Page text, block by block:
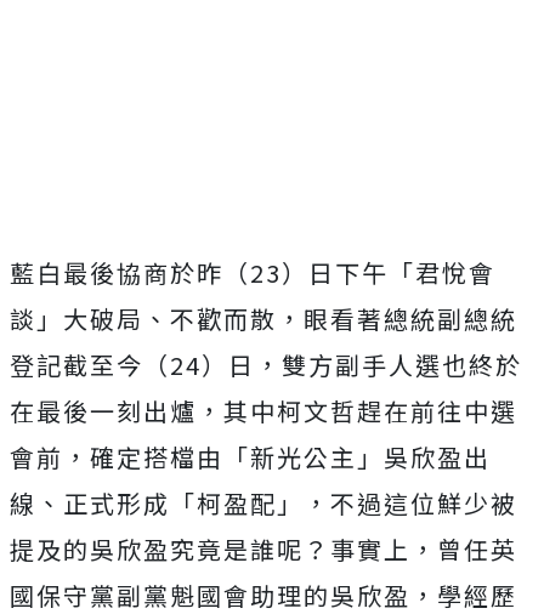
藍白最後協商於昨（23）日下午「君悅會
談」大破局、不歡而散，眼看著總統副總統
登記截至今（24）日，雙方副手人選也終於
在最後一刻出爐，其中柯文哲趕在前往中選
會前，確定搭檔由「新光公主」吳欣盈出
線、正式形成「柯盈配」，不過這位鮮少被
提及的吳欣盈究竟是誰呢？事實上，曾任英
國保守黨副黨魁國會助理的吳欣盈，學經歷